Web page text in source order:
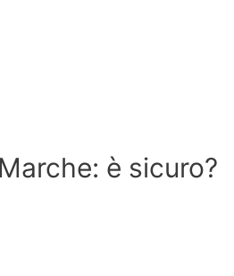
è sicuro?